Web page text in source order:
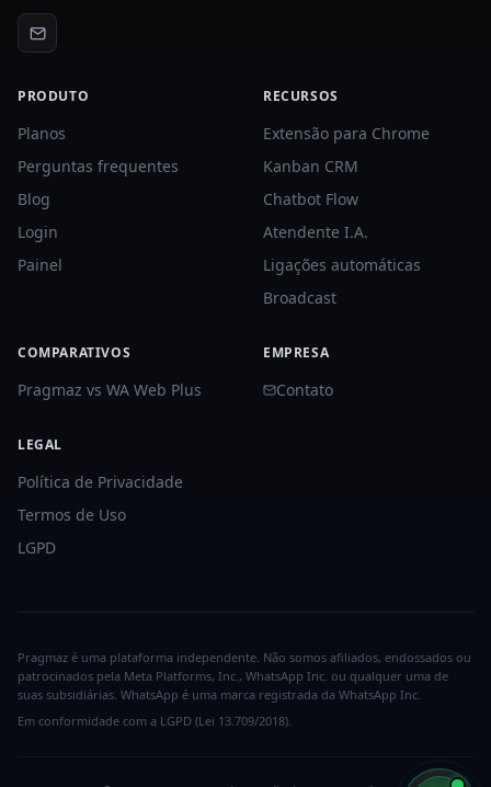
PRODUTO
Planos
Perguntas frequentes
Blog
Login
Painel
RECURSOS
Extensão para Chrome
Kanban CRM
Chatbot Flow
Atendente I.A.
Ligações automáticas
Broadcast
COMPARATIVOS
Pragmaz vs WA Web Plus
EMPRESA
Contato
LEGAL
Política de Privacidade
Termos de Uso
LGPD
Pragmaz é uma plataforma independente. Não somos afiliados, endossados ou
patrocinados pela Meta Platforms, Inc., WhatsApp Inc. ou qualquer uma de
suas subsidiárias. WhatsApp é uma marca registrada da WhatsApp Inc.
Em conformidade com a LGPD (Lei 13.709/2018).